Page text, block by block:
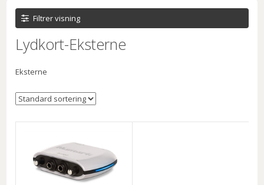
Filtrer visning
Lydkort-Eksterne
Eksterne